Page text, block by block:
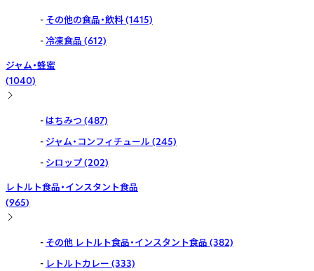
その他の食品・飲料(1415)
冷凍食品 (612)
ジャム・蜂蜜
(1040)
はちみつ (487)
ジャム・コンフィチュール(245)
シロップ(202)
レトルト食品・インスタント食品
(965)
その他 レトルト食品・インスタント食品 (382)
レトルトカレー (333)